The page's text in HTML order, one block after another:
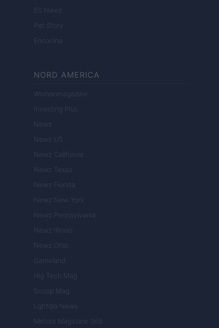
ES Newz
Pet Story
Encocina
NORD AMERICA
Womanmagazine
Investing Plus
Newz
Newz US
Newz California
Newz Texas
Newz Florida
Newz New York
Newz Pennsylvania
Newz Illinois
Newz Ohio
Gameland
Hig Tech Mag
Scoop Mag
Lgbtqia News
Motors Magazine 365